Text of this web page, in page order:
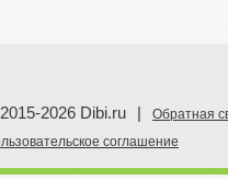
2026 Dibi.ru
Обратная
соглашение